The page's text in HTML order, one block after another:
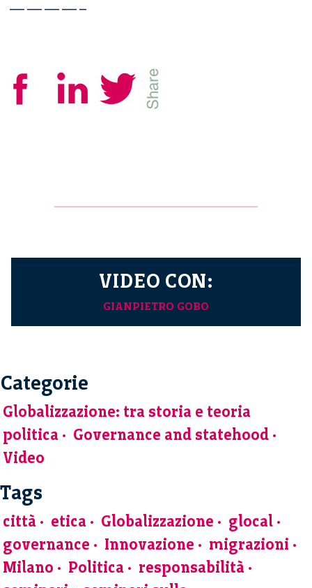
————–
VIDEO CON:
GIANPIETRO GOBO
Categorie
Globalizzazione: tra storia e teoria
politica
Governance and statehood
Video
Tags
città etica Globalizzazione
glocal
governance
Innovazione
migrazioni
Milano
Politica
responsabilità